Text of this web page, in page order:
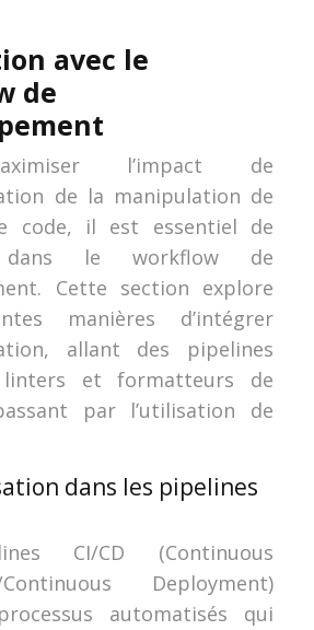
avec le
de
l’impact de
de la manipulation de
code, il est essentiel de
dans le workflow de
Cette section explore
manières d’intégrer
allant des pipelines
linters et formatteurs de
par l’utilisation de
dans les pipelines
CI/CD (Continuous
Continuous Deployment)
automatisés qui